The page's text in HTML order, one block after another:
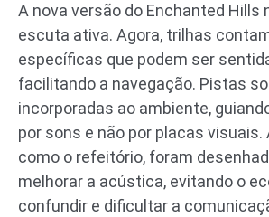
A nova versão do Enchanted Hills
escuta ativa. Agora, trilhas
específicas que podem ser
facilitando a navegação. Pistas
incorporadas ao ambiente,
por sons e não por placas visuais.
como o refeitório, foram
melhorar a acústica, evitando o
confundir e dificultar a